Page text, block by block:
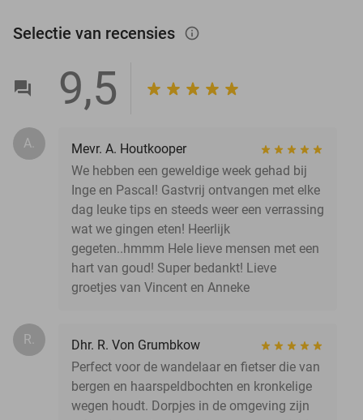
Selectie van recensies info_outlined
9,5
A.
Mevr. A. Houtkooper
We hebben een geweldige week gehad bij
Inge en Pascal! Gastvrij ontvangen met elke
dag leuke tips en steeds weer een verrassing
wat we gingen eten! Heerlijk
gegeten..hmmm Hele lieve mensen met een
hart van goud! Super bedankt! Lieve
groetjes van Vincent en Anneke
R.
Dhr. R. Von Grumbkow
Perfect voor de wandelaar en fietser die van
bergen en haarspeldbochten en kronkelige
wegen houdt. Dorpjes in de omgeving zijn